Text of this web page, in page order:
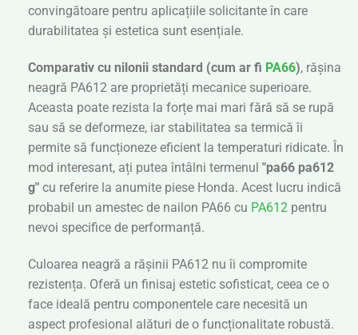
convingătoare pentru aplicațiile solicitante în care
durabilitatea și estetica sunt esențiale.
Comparativ cu nilonii standard (cum ar fi PA66), rășina
neagră PA612 are proprietăți mecanice superioare.
Aceasta poate rezista la forțe mai mari fără să se rupă
sau să se deformeze, iar stabilitatea sa termică îi
permite să funcționeze eficient la temperaturi ridicate. În
mod interesant, ați putea întâlni termenul "pa66 pa612
g" cu referire la anumite piese Honda. Acest lucru indică
probabil un amestec de nailon PA66 cu PA612 pentru
nevoi specifice de performanță.
Culoarea neagră a rășinii PA612 nu îi compromite
rezistența. Oferă un finisaj estetic sofisticat, ceea ce o
face ideală pentru componentele care necesită un
aspect profesional alături de o funcționalitate robustă.